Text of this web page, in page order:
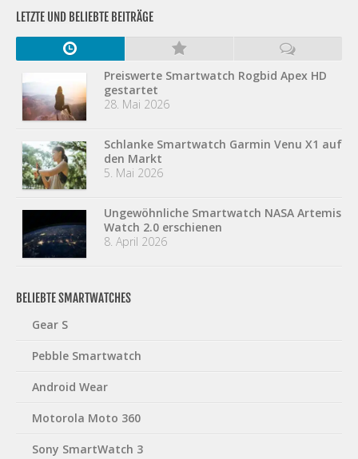
LETZTE UND BELIEBTE BEITRÄGE
Preiswerte Smartwatch Rogbid Apex HD
gestartet
28. Mai 2026
Schlanke Smartwatch Garmin Venu X1 auf
den Markt
5. Mai 2026
Ungewöhnliche Smartwatch NASA Artemis
Watch 2.0 erschienen
8. April 2026
BELIEBTE SMARTWATCHES
Gear S
Pebble Smartwatch
Android Wear
Motorola Moto 360
Sony SmartWatch 3